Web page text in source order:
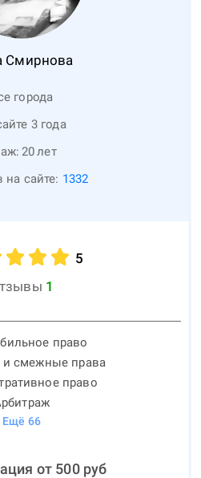
Смирнова
города
3 года
20лет
на сайте: 1332
5
1
право
и смежные права
право
Ещё 66
от 500руб